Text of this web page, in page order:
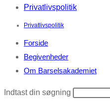
Privatlivspolitik
Privatlivspolitik
Forside
Begivenheder
Om Barselsakademiet
Indtast din søgning